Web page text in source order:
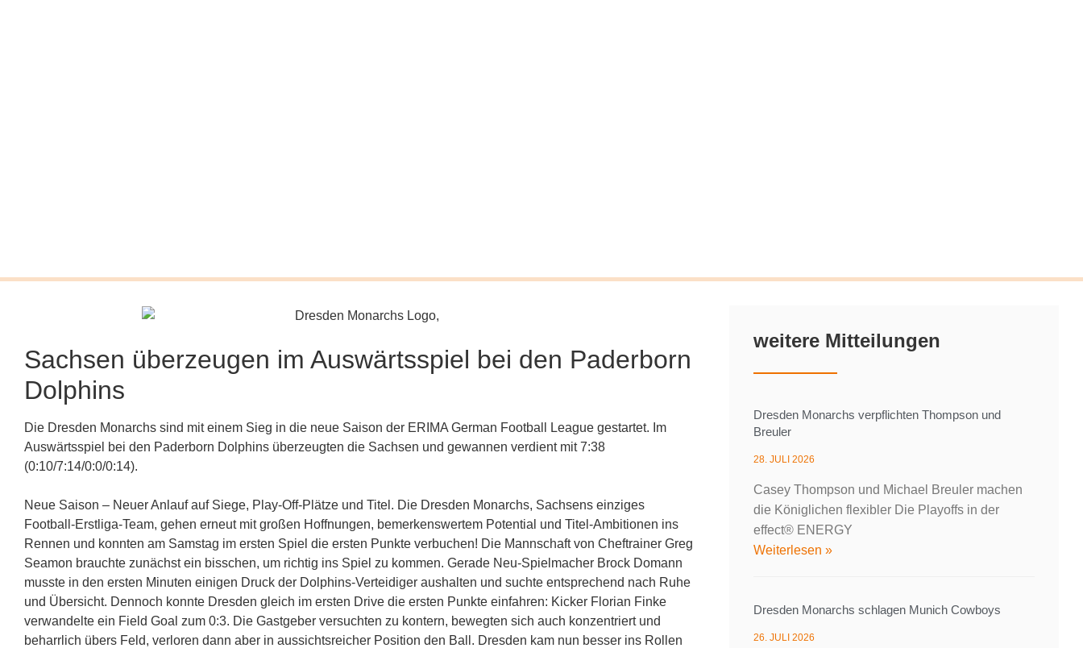
Sachsen überzeugen im Auswärtsspiel bei den Paderborn
Dolphins
Die Dresden Monarchs sind mit einem Sieg in die neue Saison der ERIMA German Football League gestartet. Im
Auswärtsspiel bei den Paderborn Dolphins überzeugten die Sachsen und gewannen verdient mit 7:38
(0:10/7:14/0:0/0:14).
Neue Saison – Neuer Anlauf auf Siege, Play-Off-Plätze und Titel. Die Dresden Monarchs, Sachsens einziges
Football-Erstliga-Team, gehen erneut mit großen Hoffnungen, bemerkenswertem Potential und Titel-Ambitionen ins
Rennen und konnten am Samstag im ersten Spiel die ersten Punkte verbuchen! Die Mannschaft von Cheftrainer Greg
Seamon brauchte zunächst ein bisschen, um richtig ins Spiel zu kommen. Gerade Neu-Spielmacher Brock Domann
musste in den ersten Minuten einigen Druck der Dolphins-Verteidiger aushalten und suchte entsprechend nach Ruhe
und Übersicht. Dennoch konnte Dresden gleich im ersten Drive die ersten Punkte einfahren: Kicker Florian Finke
verwandelte ein Field Goal zum 0:3. Die Gastgeber versuchten zu kontern, bewegten sich auch konzentriert und
beharrlich übers Feld, verloren dann aber in aussichtsreicher Position den Ball. Dresden kam nun besser ins Rollen
weitere Mitteilungen
Dresden Monarchs verpflichten Thompson und
Breuler
28. JULI 2026
Casey Thompson und Michael Breuler machen
die Königlichen flexibler Die Playoffs in der
effect® ENERGY
Weiterlesen »
Dresden Monarchs schlagen Munich Cowboys
26. JULI 2026